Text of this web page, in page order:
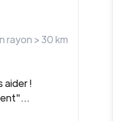
rayon >30km
aider !